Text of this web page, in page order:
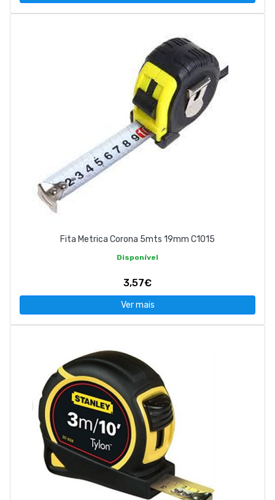
Fita Metrica Corona 5mts 19mm C1015
Disponível
3,57€
Ver mais